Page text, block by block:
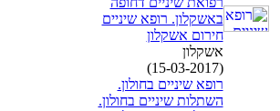
באשקלון. רופא שיניים
חירום אשקלון
אשקלון
(15-03-2017)
רופא שיניים בחולון.
השתלות שיניים בחולון.